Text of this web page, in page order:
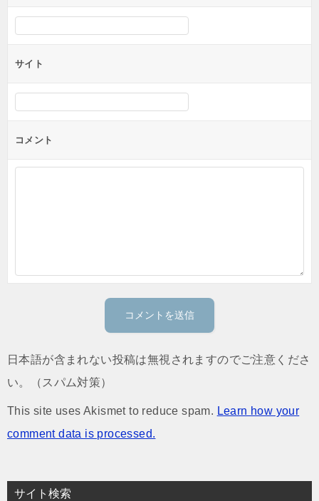
サイト
コメント
日本語が含まれない投稿は無視されますのでご注意くださ
い。（スパム対策）
This site uses Akismet to reduce spam. Learn how your
comment data is processed.
サイト検索